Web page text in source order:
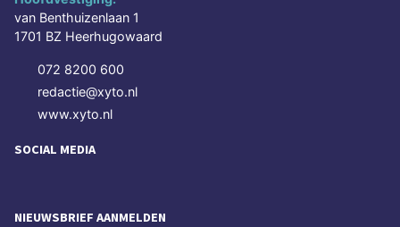
van Benthuizenlaan 1
1701 BZ Heerhugowaard
072 8200 600
redactie@xyto.nl
www.xyto.nl
SOCIAL MEDIA
NIEUWSBRIEF AANMELDEN